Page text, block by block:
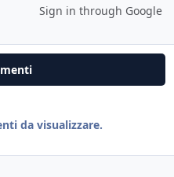
Sign in through Google
da visualizzare.